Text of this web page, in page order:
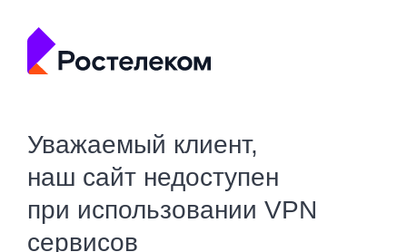
Уважаемый клиент,
наш сайт недоступен
при использовании VPN
сервисов